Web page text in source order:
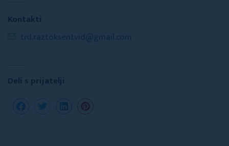
Kontakti
trd.raztoksentvid@gmail.com
Deli s prijatelji